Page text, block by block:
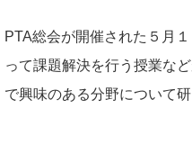
PTA総会が開催された５月
って課題解決を行う授業な
で興味のある分野について